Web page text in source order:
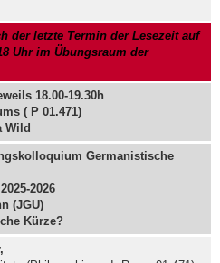
der letzte Termin der Lesezeit auf
Uhr im Übungsraum der
18.00-19.30h
( P 01.471)
Wild
Germanistische
2026
(JGU)
Kürze?